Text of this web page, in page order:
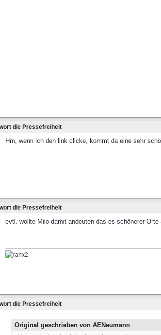
die Pressefreiheit
Hm, wenn ich den link clicke, kommt da eine sehr
die Pressefreiheit
evtl. wollte Milo damit andeuten das es schönerer Orte
die Pressefreiheit
Original geschrieben von AENeumann